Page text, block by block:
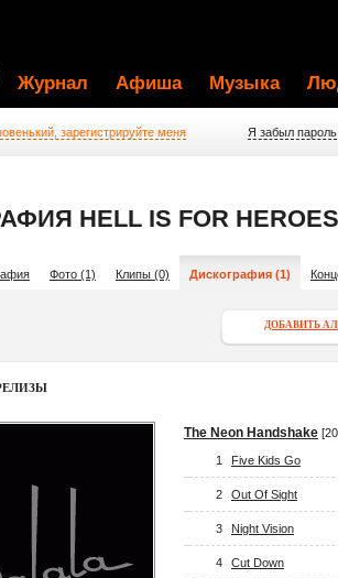
Журнал Афиша Музыка
зарегистрируйте меня Я забыл пароль
HELL IS FOR HEROES
Фото (1) Клипы (0) Дискография (1)
ДОБАВИТЬ
The Neon Handshake
1 Five Kids Go
2 Out Of Sight
3 Night Vision
4 Cut Down